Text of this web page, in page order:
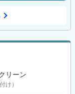
リーン
け）